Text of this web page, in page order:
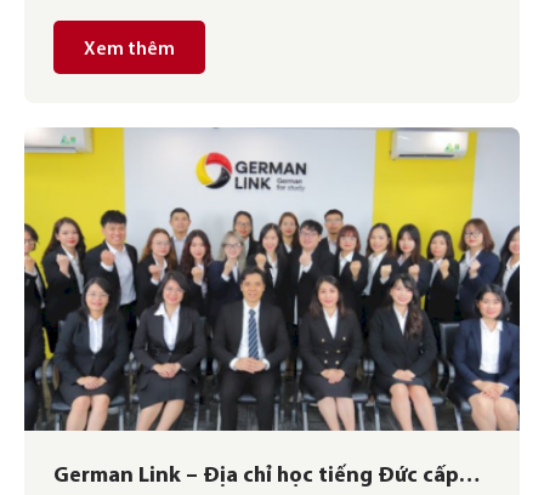
Xem thêm
German Link – Địa chỉ học tiếng Đức cấp